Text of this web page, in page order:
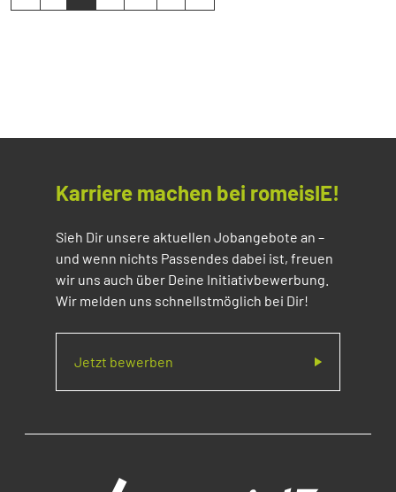
Karriere machen bei romeisIE!
Sieh Dir unsere aktuellen Jobangebote an –
und wenn nichts Passendes dabei ist, freuen
wir uns auch über Deine Initiativbewerbung.
Wir melden uns schnellstmöglich bei Dir!
Jetzt bewerben